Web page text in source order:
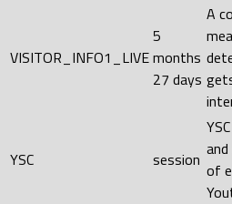
VISITOR_INFO1_LIVE
5
months
27 days
A
YSC session of